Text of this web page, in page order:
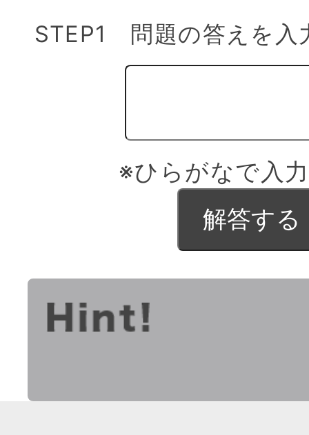
STEP1 問題の答えを入
※ひらがなで入